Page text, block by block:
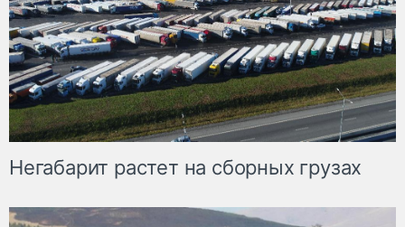
Негабарит растет на сборных грузах